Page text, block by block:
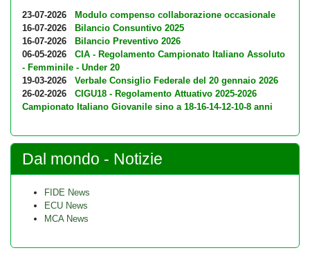
23-07-2026
Modulo compenso collaborazione occasionale
16-07-2026
Bilancio Consuntivo 2025
16-07-2026
Bilancio Preventivo 2026
06-05-2026
CIA - Regolamento Campionato Italiano Assoluto
- Femminile - Under 20
19-03-2026
Verbale Consiglio Federale del 20 gennaio 2026
26-02-2026
CIGU18 - Regolamento Attuativo 2025-2026
Campionato Italiano Giovanile sino a 18-16-14-12-10-8 anni
Dal mondo - Notizie
FIDE News
ECU News
MCA News